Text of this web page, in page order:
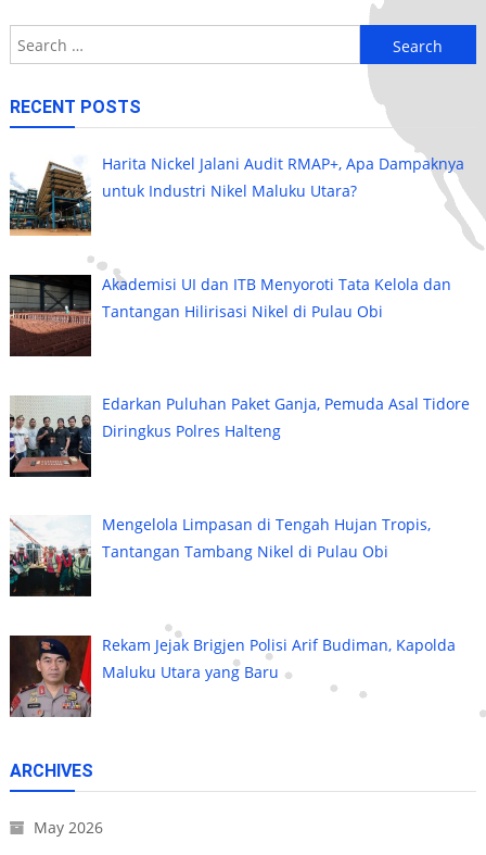
Search
for:
RECENT POSTS
Harita Nickel Jalani Audit RMAP+, Apa Dampaknya
untuk Industri Nikel Maluku Utara?
Akademisi UI dan ITB Menyoroti Tata Kelola dan
Tantangan Hilirisasi Nikel di Pulau Obi
Edarkan Puluhan Paket Ganja, Pemuda Asal Tidore
Diringkus Polres Halteng
Mengelola Limpasan di Tengah Hujan Tropis,
Tantangan Tambang Nikel di Pulau Obi
Rekam Jejak Brigjen Polisi Arif Budiman, Kapolda
Maluku Utara yang Baru
ARCHIVES
May 2026